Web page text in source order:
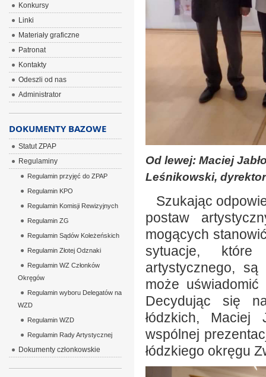
Od lewej: Maciej
Leśnikowski,
Szukając
postaw
mogących
sytuacje, które
artystycznego,
może
Decydując się
łódzkich, Maciej
wspólnej
łódzkiego okręgu
Konkursy
Linki
Materiały graficzne
Patronat
Kontakty
Odeszli od nas
Administrator
DOKUMENTY BAZOWE
Statut ZPAP
Regulaminy
Regulamin przyjęć do ZPAP
Regulamin KPO
Regulamin Komisji Rewizyjnych
Regulamin ZG
Regulamin Sądów Koleżeńskich
Regulamin Złotej Odznaki
Regulamin WZ Członków
Okręgów
Regulamin wyboru Delegatów na
WZD
Regulamin WZD
Regulamin Rady Artystycznej
Dokumenty członkowskie